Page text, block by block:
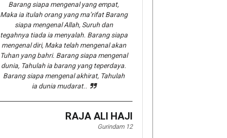
Barang siapa mengenal yang empat,
Maka ia itulah orang yang ma’rifat Barang
siapa mengenal Allah, Suruh dan
tegahnya tiada ia menyalah. Barang siapa
mengenal diri, Maka telah mengenal akan
Tuhan yang bahri. Barang siapa mengenal
dunia, Tahulah ia barang yang teperdaya.
Barang siapa mengenal akhirat, Tahulah
ia dunia mudarat..
RAJA ALI HAJI
Gurindam 12